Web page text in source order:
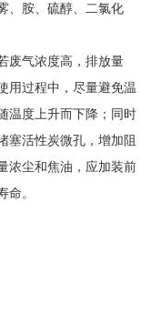
、胺、硫醇、二氯化
废气浓度高，排放量
用过程中，尽量避免温
温度上升而下降；同时
塞活性炭微孔，增加阻
浓尘和焦油，应加装前
。